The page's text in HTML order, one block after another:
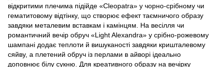
відкритими плечима підійде «Cleopatra» у чорно-срібному чи
гематитовому відтінку, що створює ефект таємничого образу
завдяки металевим вставкам і камінцям. На весілля чи
романтичний вечір обруч «Light Alexandra» у срібно-рожевому
шампані додає теплоти й вишуканості завдяки кришталевому
сяйву, а плетений обруч із перлами в айворі ідеально
доповнює білу сукню. Для креативного образу на вечірку